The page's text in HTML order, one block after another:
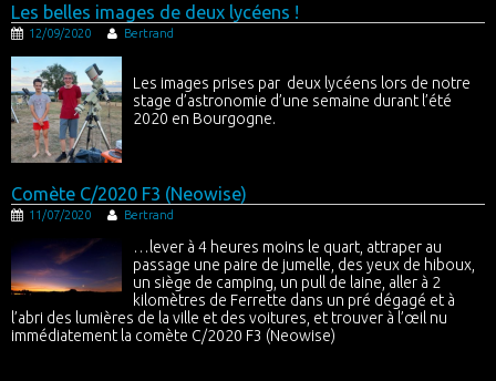
Les belles images de deux lycéens !
12/09/2020 Bertrand
Les images prises par deux lycéens lors de notre
stage d’astronomie d’une semaine durant l’été
2020 en Bourgogne.
Comète C/2020 F3 (Neowise)
11/07/2020 Bertrand
…lever à 4 heures moins le quart, attraper au
passage une paire de jumelle, des yeux de hiboux,
un siège de camping, un pull de laine, aller à 2
kilomètres de Ferrette dans un pré dégagé et à
l’abri des lumières de la ville et des voitures, et trouver à l’œil nu
immédiatement la comète C/2020 F3 (Neowise)